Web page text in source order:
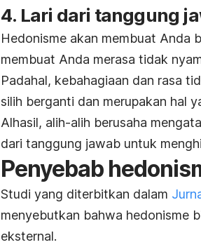
4. Lari dari tanggung
Hedonisme akan membuat Anda
membuat Anda merasa tidak
Padahal, kebahagiaan dan rasa
silih berganti dan merupakan hal
Alhasil, alih-alih berusaha
dari tanggung jawab untuk
Penyebab
Studi yang diterbitkan dalam
menyebutkan bahwa hedonisme
eksternal.